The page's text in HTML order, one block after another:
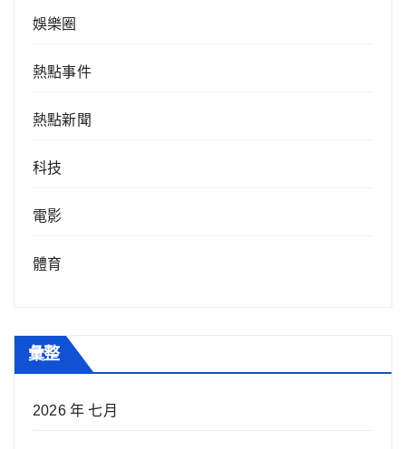
娛樂圈
熱點事件
熱點新聞
科技
電影
體育
彙整
2026 年 七月